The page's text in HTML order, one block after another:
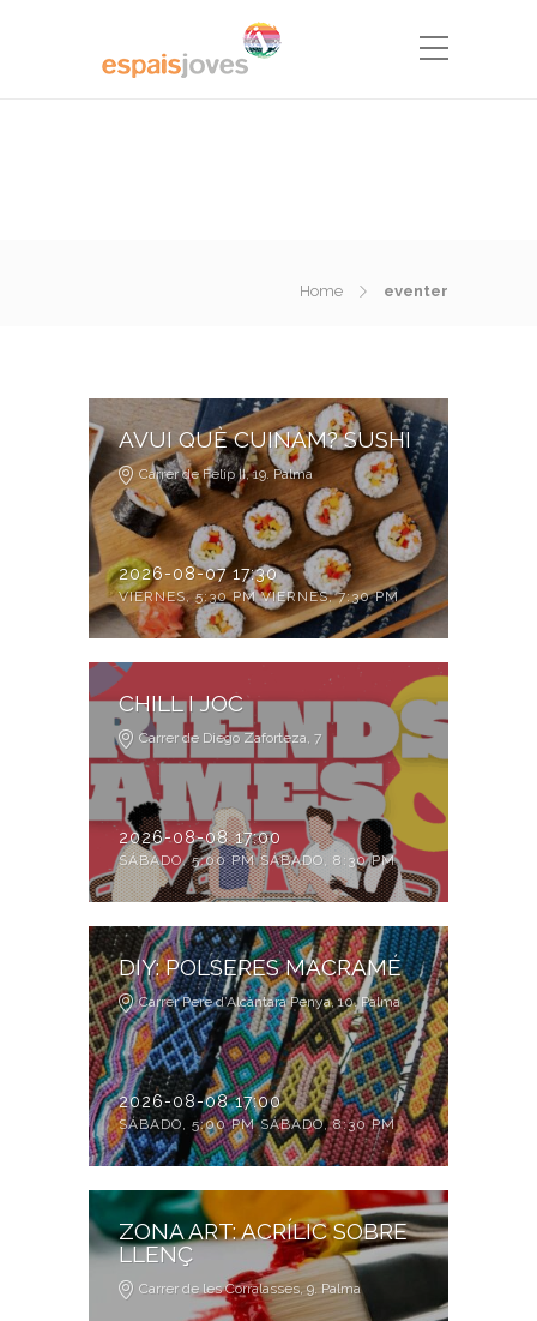
Home eventer
AVUI QUÈ CUINAM? SUSHI
Carrer de Felip II, 19. Palma
2026-08-07 17:30
VIERNES, 5:30 PM VIERNES, 7:30 PM
CHILL I JOC
Carrer de Diego Zaforteza, 7
2026-08-08 17:00
SÁBADO, 5:00 PM SÁBADO, 8:30 PM
DIY: POLSERES MACRAMÉ
Carrer Pere d’Alcàntara Penya, 10. Palma
2026-08-08 17:00
SÁBADO, 5:00 PM SÁBADO, 8:30 PM
ZONA ART: ACRÍLIC SOBRE
LLENÇ
Carrer de les Corralasses, 9. Palma